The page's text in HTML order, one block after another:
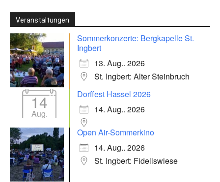
Veranstaltungen
Sommerkonzerte: Bergkapelle St.
Ingbert
13. Aug.. 2026
St. Ingbert: Alter Steinbruch
14
Aug.
Dorffest Hassel 2026
14. Aug.. 2026
Open Air-Sommerkino
14. Aug.. 2026
St. Ingbert: Fideliswiese